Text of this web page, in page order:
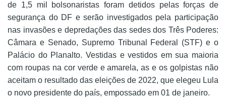
de 1,5 mil bolsonaristas foram detidos pelas forças de
segurança do DF e serão investigados pela participação
nas invasões e depredações das sedes dos Três Poderes:
Câmara e Senado, Supremo Tribunal Federal (STF) e o
Palácio do Planalto. Vestidas e vestidos em sua maioria
com roupas na cor verde e amarela, as e os golpistas não
aceitam o resultado das eleições de 2022, que elegeu Lula
o novo presidente do país, empossado em 01 de janeiro.